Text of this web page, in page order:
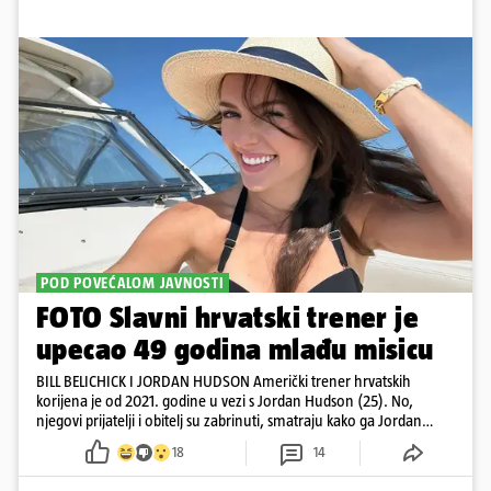
POD POVEĆALOM JAVNOSTI
FOTO Slavni hrvatski trener je
upecao 49 godina mlađu misicu
BILL BELICHICK I JORDAN HUDSON Američki trener hrvatskih
korijena je od 2021. godine u vezi s Jordan Hudson (25). No,
njegovi prijatelji i obitelj su zabrinuti, smatraju kako ga Jordan
kontrolira
18 14